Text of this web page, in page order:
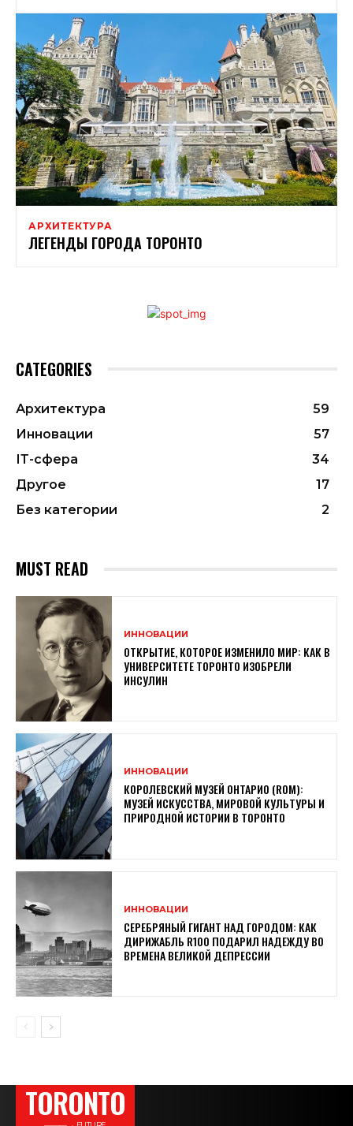
АРХИТЕКТУРА
ЛЕГЕНДЫ ГОРОДА ТОРОНТО
CATEGORIES
Архитектура
59
Инновации
57
ІТ-сфера
34
Другое
17
Без категории
2
MUST READ
ИННОВАЦИИ
ОТКРЫТИЕ, КОТОРОЕ ИЗМЕНИЛО МИР: КАК В
УНИВЕРСИТЕТЕ ТОРОНТО ИЗОБРЕЛИ
ИНСУЛИН
ИННОВАЦИИ
КОРОЛЕВСКИЙ МУЗЕЙ ОНТАРИО (ROM):
МУЗЕЙ ИСКУССТВА, МИРОВОЙ КУЛЬТУРЫ И
ПРИРОДНОЙ ИСТОРИИ В ТОРОНТО
ИННОВАЦИИ
СЕРЕБРЯНЫЙ ГИГАНТ НАД ГОРОДОМ: КАК
ДИРИЖАБЛЬ R100 ПОДАРИЛ НАДЕЖДУ ВО
ВРЕМЕНА ВЕЛИКОЙ ДЕПРЕССИИ
TORONTO